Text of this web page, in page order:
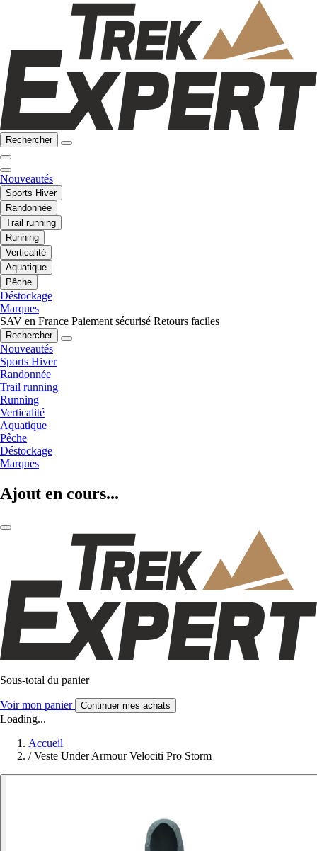
Rechercher
Nouveautés
Sports Hiver
Randonnée
Trail running
Running
Verticalité
Aquatique
Pêche
Déstockage
Marques
SAV en France Paiement sécurisé Retours faciles
Rechercher
Nouveautés
Sports Hiver
Randonnée
Trail running
Running
Verticalité
Aquatique
Pêche
Déstockage
Marques
Ajout en cours...
Sous-total du panier
Voir mon panier Continuer mes achats
Loading...
Accueil
/ Veste Under Armour Velociti Pro Storm